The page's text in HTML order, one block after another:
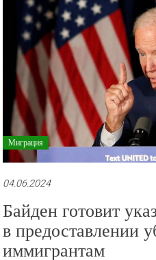
Миграция
04.06.2024
Байден готовит
в предоставлении
иммигрантам